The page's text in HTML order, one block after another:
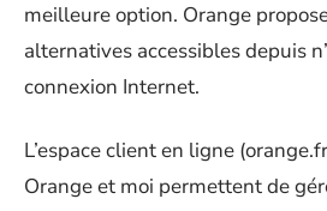
meilleure option. Orange
alternatives accessibles depuis
connexion Internet.
L’espace client en ligne
Orange et moi permettent de